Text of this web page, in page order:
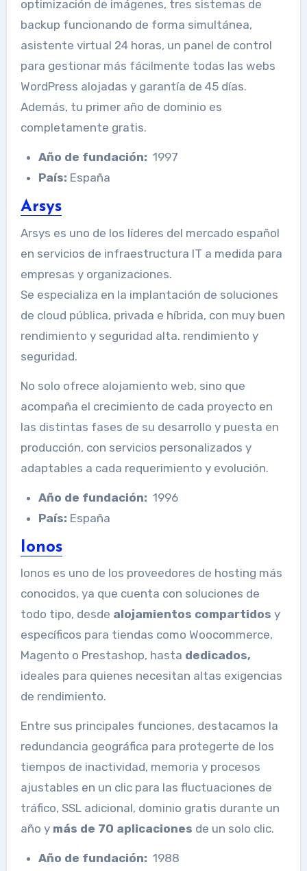
optimización de imágenes, tres sistemas de
backup funcionando de forma simultánea,
asistente virtual 24 horas, un panel de control
para gestionar más fácilmente todas las webs
WordPress alojadas y garantía de 45 días.
Además, tu primer año de dominio es
completamente gratis.
Año de fundación: 1997
País: España
Arsys
Arsys es uno de los líderes del mercado español
en servicios de infraestructura IT a medida para
empresas y organizaciones.
Se especializa en la implantación de soluciones
de cloud pública, privada e híbrida, con muy buen
rendimiento y seguridad alta. rendimiento y
seguridad.
No solo ofrece alojamiento web, sino que
acompaña el crecimiento de cada proyecto en
las distintas fases de su desarrollo y puesta en
producción, con servicios personalizados y
adaptables a cada requerimiento y evolución.
Año de fundación: 1996
País: España
Ionos
Ionos es uno de los proveedores de hosting más
conocidos, ya que cuenta con soluciones de
todo tipo, desde alojamientos compartidos y
específicos para tiendas como Woocommerce,
Magento o Prestashop, hasta dedicados,
ideales para quienes necesitan altas exigencias
de rendimiento.
Entre sus principales funciones, destacamos la
redundancia geográfica para protegerte de los
tiempos de inactividad, memoria y procesos
ajustables en un clic para las fluctuaciones de
tráfico, SSL adicional, dominio gratis durante un
año ymás de 70 aplicaciones de un solo clic.
Año de fundación: 1988